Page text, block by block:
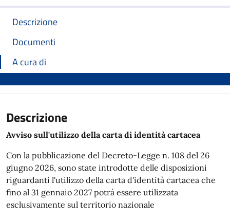
Descrizione
Documenti
A cura di
Descrizione
Avviso sull'utilizzo della carta di identità cartacea
Con la pubblicazione del Decreto-Legge n. 108 del 26
giugno 2026, sono state introdotte delle disposizioni
riguardanti l'utilizzo della carta d'identità cartacea che
fino al 31 gennaio 2027 potrà essere utilizzata
esclusivamente sul territorio nazionale